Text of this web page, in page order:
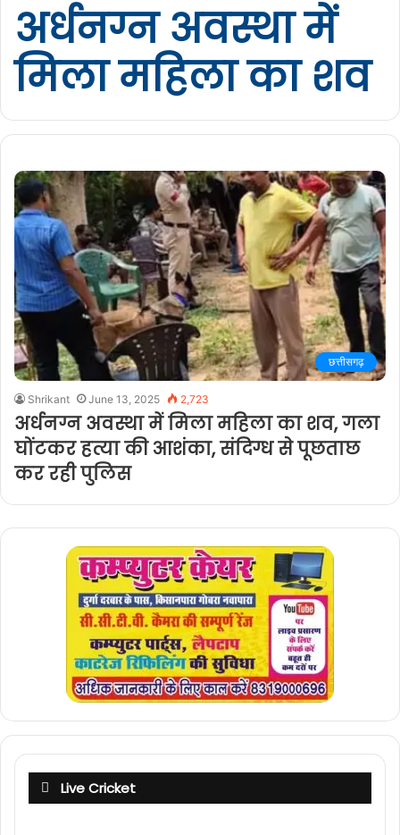
अर्धनग्न अवस्था में
मिला महिला का शव
छत्तीसगढ़
Shrikant June 13, 2025 2,723
अर्धनग्न अवस्था में मिला महिला का शव, गला
घोंटकर हत्या की आशंका, संदिग्ध से पूछताछ
कर रही पुलिस
Live Cricket